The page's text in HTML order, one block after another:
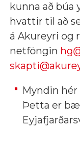
kunna að búa
hvattir til að
á Akureyri
netföngin
Myndin
Þetta er